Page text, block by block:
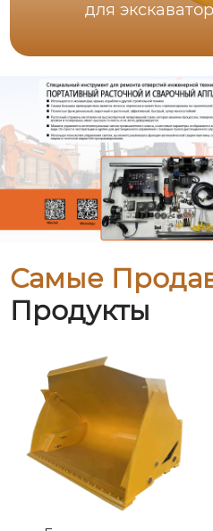
для
Самые
Продукты